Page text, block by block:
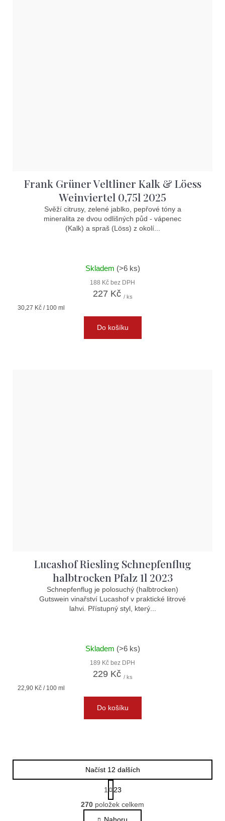
Frank Grüner Veltliner Kalk & Löess
Weinviertel 0,75l 2025
Svěží citrusy, zelené jablko, pepřové tóny a
mineralita ze dvou odlišných půd - vápenec
(Kalk) a spraš (Löss) z okolí...
Skladem (>6 ks)
188 Kč bez DPH
227 Kč / ks
Měrná
30,27 Kč / 100 ml
Do košíku
Lucashof Riesling Schnepfenflug
halbtrocken Pfalz 1l 2023
Schnepfenflug je polosuchý (halbtrocken)
Gutswein vinařství Lucashof v praktické litrové
lahvi. Přístupný styl, který...
Skladem (>6 ks)
189 Kč bez DPH
229 Kč / ks
Měrná
22,90 Kč / 100 ml
Do košíku
O
v
Načíst 12 dalších
S
t
r
á
1
23
270 položek celkem